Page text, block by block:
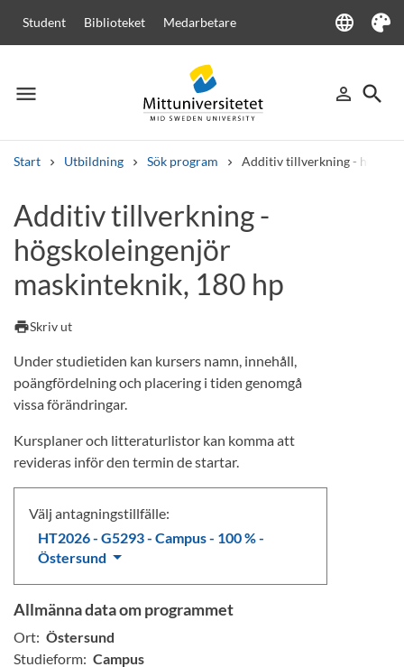
Student Biblioteket Medarbetare language
Language
Tema
menu
Meny person_outline
Logga in
search
Sök
Start Utbildning Sök program Additiv tillverkning -
Andra söktjänster
Kurser och program KursplanerVälkomstbrev
Lediga jobb
Additiv tillverkning -
högskoleingenjör
maskinteknik, 180 hp
printSkriv ut
Under studietiden kan kursers namn, innehåll,
poängfördelning och placering i tiden genomgå
vissa förändringar.
Kursplaner och litteraturlistor kan komma att
revideras inför den termin de startar.
Välj antagningstillfälle:
HT2026 - G5293 - Campus - 100 % -
Östersund
Allmänna data om programmet
Ort: Östersund
Studieform: Campus